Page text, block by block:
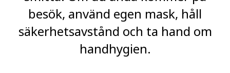
besök, använd egen mask, håll
säkerhetsavstånd och ta hand om
handhygien.